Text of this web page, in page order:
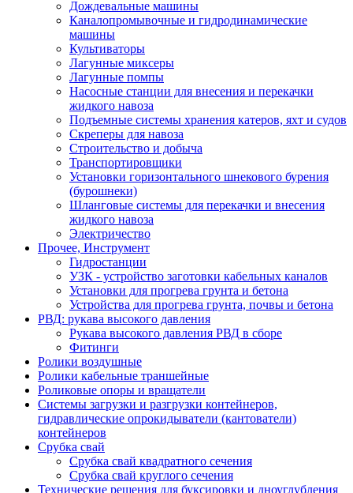
Дождевальные машины
Каналопромывочные и гидродинамические
машины
Культиваторы
Лагунные миксеры
Лагунные помпы
Насосные станции для внесения и перекачки
жидкого навоза
Подъемные системы хранения катеров, яхт и судов
Скреперы для навоза
Строительство и добыча
Транспортировщики
Установки горизонтального шнекового бурения
(бурошнеки)
Шланговые системы для перекачки и внесения
жидкого навоза
Электричество
Прочее, Инструмент
Гидростанции
УЗК - устройство заготовки кабельных каналов
Установки для прогрева грунта и бетона
Устройства для прогрева грунта, почвы и бетона
РВД: рукава высокого давления
Рукава высокого давления РВД в сборе
Фитинги
Ролики воздушные
Ролики кабельные траншейные
Роликовые опоры и вращатели
Системы загрузки и разгрузки контейнеров,
гидравлические опрокидыватели (кантователи)
контейнеров
Срубка свай
Срубка свай квадратного сечения
Срубка свай круглого сечения
Технические решения для буксировки и дноуглубления